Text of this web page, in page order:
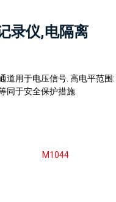
录仪,电隔离
道用于电压信号. 高电平范
同于安全保护措施.
M1044